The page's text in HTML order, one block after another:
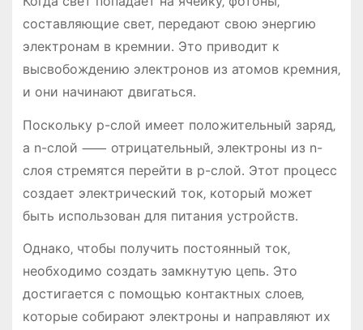
составляющие свет‚ передают свою энергию
электронам в кремнии․ Это приводит к
высвобождению электронов из атомов кремния‚
и они начинают двигаться․
Поскольку p-слой имеет положительный заряд‚
а n-слой ⸺ отрицательный‚ электроны из n-
слоя стремятся перейти в p-слой․ Этот процесс
создает электрический ток‚ который может
быть использован для питания устройств․
Однако‚ чтобы получить постоянный ток‚
необходимо создать замкнутую цепь․ Это
достигается с помощью контактных слоев‚
которые собирают электроны и направляют их